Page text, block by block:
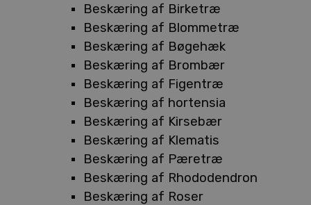
Beskæring af Birketræ
Beskæring af Blommetræ
Beskæring af Bøgehæk
Beskæring af Brombær
Beskæring af Figentræ
Beskæring af hortensia
Beskæring af Kirsebær
Beskæring af Klematis
Beskæring af Pæretræ
Beskæring af Rhododendron
Beskæring af Roser